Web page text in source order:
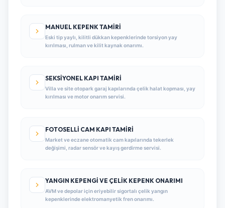
MANUEL KEPENK TAMIRI
Eski tip yaylı, kilitli dükkan kepenklerinde torsiyon yay
kırılması, rulman ve kilit kaynak onarımı.
SEKSIYONEL KAPI TAMIRI
Villa ve site otopark garaj kapılarında çelik halat kopması, yay
kırılması ve motor onarım servisi.
FOTOSELLI CAM KAPI TAMIRI
Market ve eczane otomatik cam kapılarında tekerlek
değişimi, radar sensör ve kayış gerdirme servisi.
YANGIN KEPENGI VE ÇELIK KEPENK ONARIMI
AVM ve depolar için eriyebilir sigortalı çelik yangın
kepenklerinde elektromanyetik fren onarımı.